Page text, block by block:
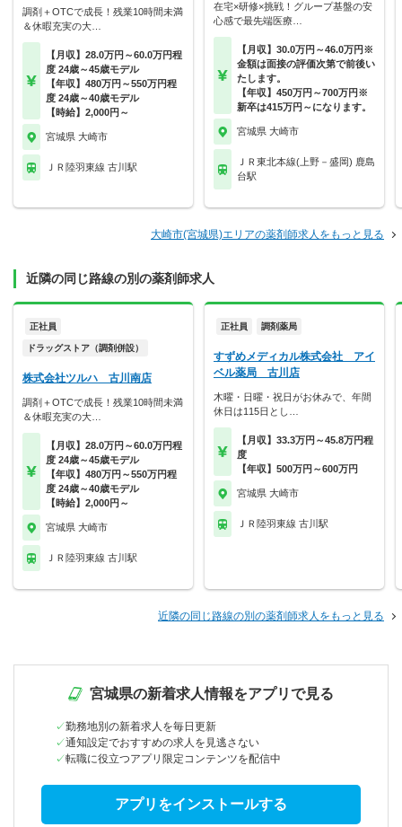
調剤＋OTCで成長！残業10時間未満
＆休暇充実の大…
【月収】28.0万円～60.0万円程
度 24歳～45歳モデル
【年収】480万円～550万円程
度 24歳～40歳モデル
【時給】2,000円～
宮城県 大崎市
ＪＲ陸羽東線 古川駅
在宅×研修×挑戦！グループ基盤の安
心感で最先端医療…
【月収】30.0万円～46.0万円※
金額は面接の評価次第で前後い
たします。
【年収】450万円～700万円※
新卒は415万円～になります。
宮城県 大崎市
ＪＲ東北本線(上野－盛岡) 鹿島
台駅
大崎市(宮城県)エリアの薬剤師求人をもっと見る
近隣の同じ路線の別の薬剤師求人
正社員
ドラッグストア（調剤併設）
株式会社ツルハ 古川南店
調剤＋OTCで成長！残業10時間未満
＆休暇充実の大…
【月収】28.0万円～60.0万円程
度 24歳～45歳モデル
【年収】480万円～550万円程
度 24歳～40歳モデル
【時給】2,000円～
宮城県 大崎市
ＪＲ陸羽東線 古川駅
正社員 調剤薬局
すずめメディカル株式会社 アイ
ベル薬局 古川店
木曜・日曜・祝日がお休みで、年間
休日は115日とし…
【月収】33.3万円～45.8万円程
度
【年収】500万円～600万円
宮城県 大崎市
ＪＲ陸羽東線 古川駅
近隣の同じ路線の別の薬剤師求人をもっと見る
宮城県の新着求人情報をアプリで見る
勤務地別の新着求人を毎日更新
通知設定でおすすめの求人を見逃さない
転職に役立つアプリ限定コンテンツを配信中
アプリをインストールする